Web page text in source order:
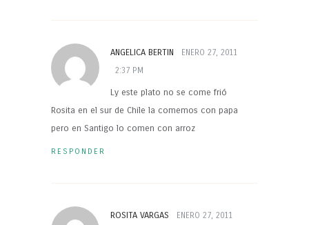
ANGELICA BERTIN
ENERO 27, 2011
2:37 PM
Ly este plato no se come frió
Rosita en el sur de Chile la comemos con papa
pero en Santigo lo comen con arroz
RESPONDER
ROSITA VARGAS ENERO 27, 2011